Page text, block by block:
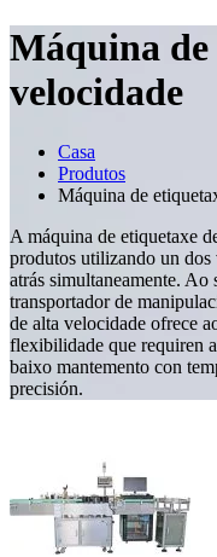
Máquina de
velocidade
Casa
Produtos
Máquina de
A máquina de etiquetaxe
produtos utilizando un
atrás simultaneamente.
transportador de
de alta velocidade ofrece
flexibilidade que requiren
baixo mantemento con
precisión.